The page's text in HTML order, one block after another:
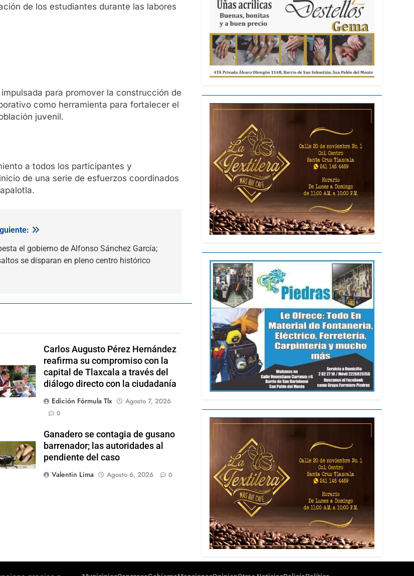
de los estudiantes durante las labores
para promover la construcción de
como herramienta para fortalecer el
juvenil.
a todos los participantes y
de una serie de esfuerzos coordinados
el gobierno de Alfonso Sánchez García;
se disparan en pleno centro histórico
Carlos Augusto Pérez Hernández
reafirma su compromiso con la
capital de Tlaxcala a través del
diálogo directo con la ciudadanía
Edición Fórmula Tlx
Agosto 7, 2026
0
Ganadero se contagia de gusano
barrenador; las autoridades al
pendiente del caso
Valentin Lima
Agosto 6, 2026 0